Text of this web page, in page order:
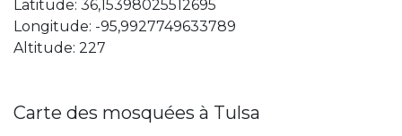
Latitude: 36,15398025512695
Longitude: -95,9927749633789
Altitude: 227
Carte des mosquées à Tulsa